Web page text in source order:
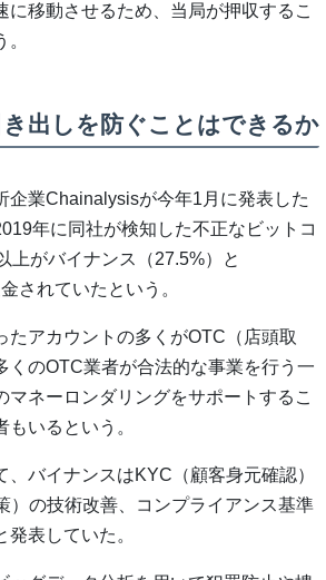
に移動させるため、当局が押収するこ
出しを防ぐことはできるか
企業Chainalysisが今年1月に発表した
年に同社が検知した不正なビットコ
上がバイナンス（27.5%）と
されていたという。
たアカウントの多くがOTC（店頭取
くのOTC業者が合法的な事業を行う一
マネーロンダリングをサポートするこ
もいるという。
、バイナンスはKYC（顧客身元確認）
）の技術改善、コンプライアンス基準
表していた。